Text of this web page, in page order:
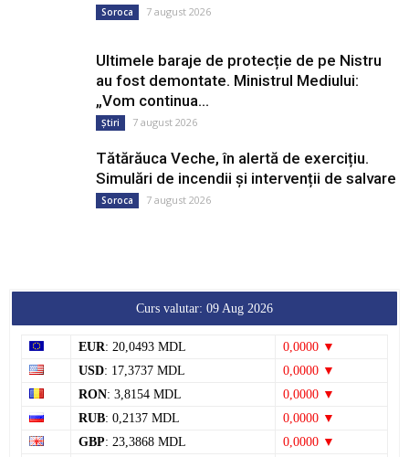
Soroca 7 august 2026
Ultimele baraje de protecție de pe Nistru
au fost demontate. Ministrul Mediului:
„Vom continua...
Știri 7 august 2026
Tătărăuca Veche, în alertă de exercițiu.
Simulări de incendii și intervenții de salvare
Soroca 7 august 2026
Curs valutar: 09 Aug 2026
EUR: 20,0493 MDL
0,0000 ▼
USD: 17,3737 MDL
0,0000 ▼
RON: 3,8154 MDL
0,0000 ▼
RUB: 0,2137 MDL
0,0000 ▼
GBP: 23,3868 MDL
0,0000 ▼